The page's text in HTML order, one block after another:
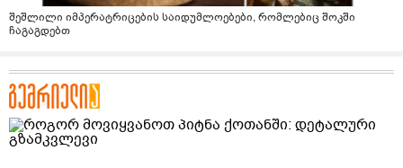
შეშლილი იმპერატრიცების საიდუმლოებები, რომლებიც შოკში
ჩაგაგდებთ